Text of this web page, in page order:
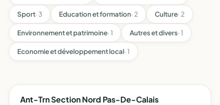
Sport· 3 Education et formation· 2 Culture· 2
Environnement et patrimoine· 1 Autres et divers· 1
Economie et développement local· 1
Ant-Trn Section Nord Pas-De-Calais